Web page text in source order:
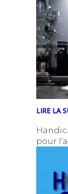
LIRE LA
pour